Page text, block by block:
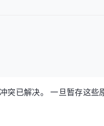
突已解决。 一旦暂存这